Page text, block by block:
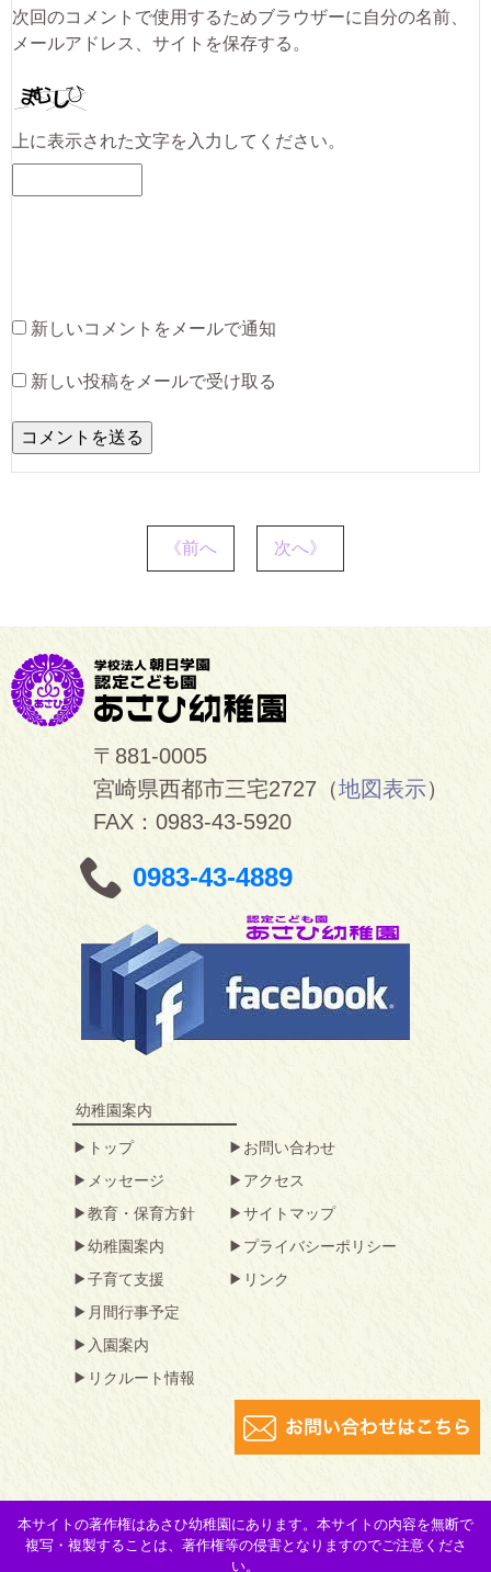
次回のコメントで使用するためブラウザーに自分の名前、
メールアドレス、サイトを保存する。
上に表示された文字を入力してください。
新しいコメントをメールで通知
新しい投稿をメールで受け取る
《前へ 次へ》
〒881-0005
宮崎県西都市三宅2727（地図表示）
FAX：0983-43-5920
0983-43-4889
幼稚園案内
トップ
メッセージ
教育・保育方針
幼稚園案内
子育て支援
月間行事予定
入園案内
リクルート情報
お問い合わせ
アクセス
サイトマップ
プライバシーポリシー
リンク
本サイトの著作権はあさひ幼稚園にあります。本サイトの内容を無断で
複写・複製することは、著作権等の侵害となりますのでご注意くださ
い。